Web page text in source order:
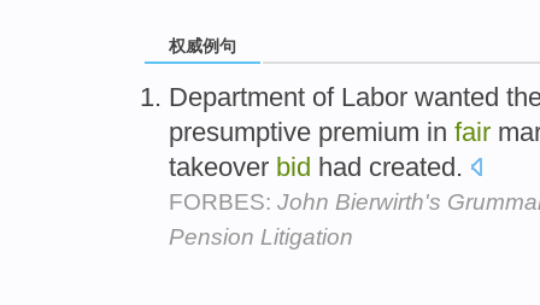
权威例句
Department of Labor wanted
presumptive premium in fair
takeover bid had created.
FORBES: John Bierwirth's
Pension Litigation